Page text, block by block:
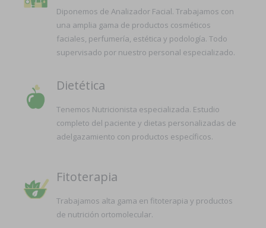
Diponemos de Analizador Facial. Trabajamos con
una amplia gama de productos cosméticos
faciales, perfumería, estética y podología. Todo
supervisado por nuestro personal especializado.
Dietética
Tenemos Nutricionista especializada. Estudio
completo del paciente y dietas personalizadas de
adelgazamiento con productos específicos.
Fitoterapia
Trabajamos alta gama en fitoterapia y productos
de nutrición ortomolecular.